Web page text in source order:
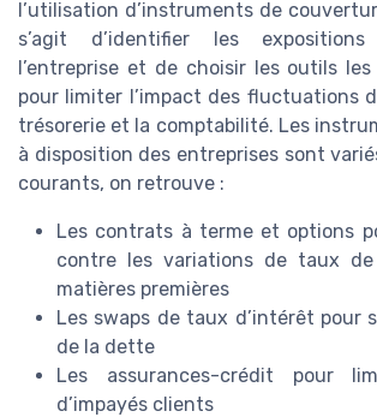
l’utilisation d’instruments de
s’agit d’identifier les
l’entreprise et de choisir les outils
pour limiter l’impact des fluctuations
trésorerie et la comptabilité. Les
à disposition des entreprises sont
courants, on retrouve :
Les contrats à terme et options
contre les variations de taux
matières premières
Les swaps de taux d’intérêt pour
de la dette
Les assurances-crédit pour
d’impayés clients